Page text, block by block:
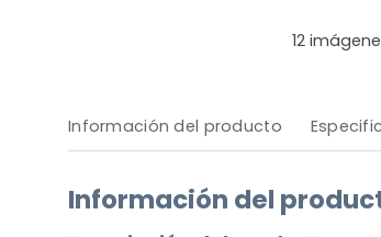
12
Información del producto
Información del